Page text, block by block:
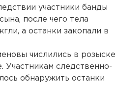
участники банды
после чего тела
а останки закопали в
числились в розыске
Участникам следственно-
обнаружить останки